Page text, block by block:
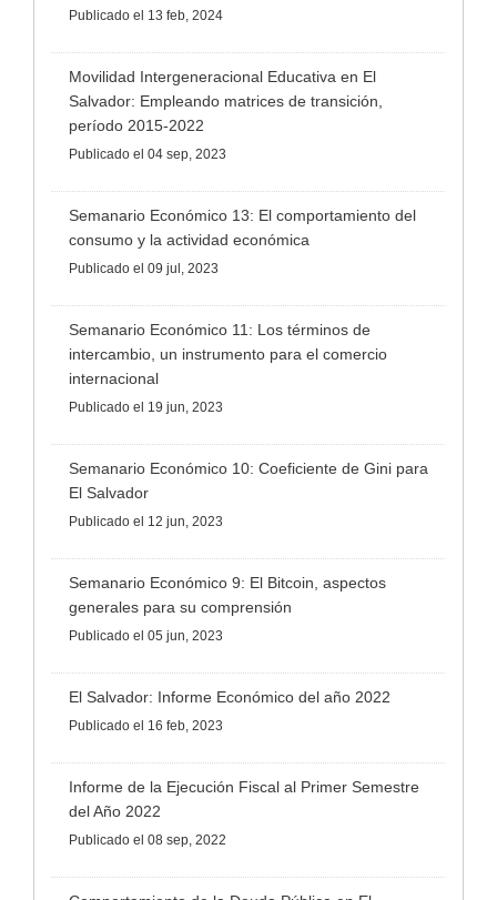
Publicado el 13 feb, 2024
Movilidad Intergeneracional Educativa en El
Salvador: Empleando matrices de transición,
período 2015-2022
Publicado el 04 sep, 2023
Semanario Económico 13: El comportamiento del
consumo y la actividad económica
Publicado el 09 jul, 2023
Semanario Económico 11: Los términos de
intercambio, un instrumento para el comercio
internacional
Publicado el 19 jun, 2023
Semanario Económico 10: Coeficiente de Gini para
El Salvador
Publicado el 12 jun, 2023
Semanario Económico 9: El Bitcoin, aspectos
generales para su comprensión
Publicado el 05 jun, 2023
El Salvador: Informe Económico del año 2022
Publicado el 16 feb, 2023
Informe de la Ejecución Fiscal al Primer Semestre
del Año 2022
Publicado el 08 sep, 2022